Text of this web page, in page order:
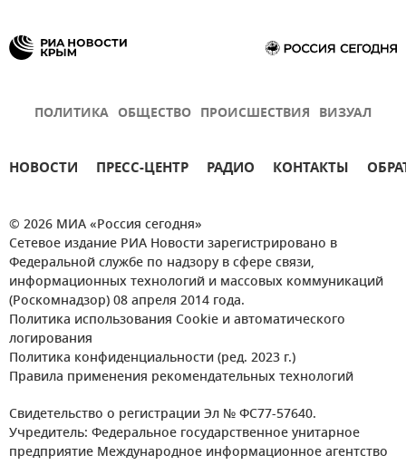
ПОЛИТИКА ОБЩЕСТВО ПРОИСШЕСТВИЯ ВИЗУАЛ
НОВОСТИ ПРЕСС-ЦЕНТР РАДИО КОНТАКТЫ
© 2026 МИА «Россия сегодня»
Сетевое издание РИА Новости зарегистрировано в
Федеральной службе по надзору в сфере связи,
информационных технологий и массовых коммуникаций
(Роскомнадзор) 08 апреля 2014 года.
Политика использования Cookie и автоматического
логирования
Политика конфиденциальности (ред. 2023 г.)
Правила применения рекомендательных технологий
Свидетельство о регистрации Эл № ФС77-57640.
Учредитель: Федеральное государственное унитарное
предприятие Международное информационное агентство